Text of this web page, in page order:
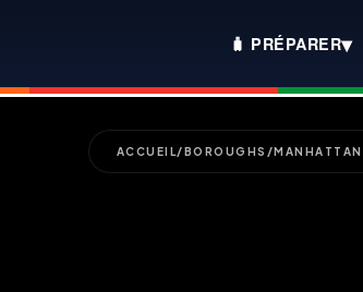
🧳 PRÉPARER▾
ACCUEIL/BOROUGHS /MANHATTAN